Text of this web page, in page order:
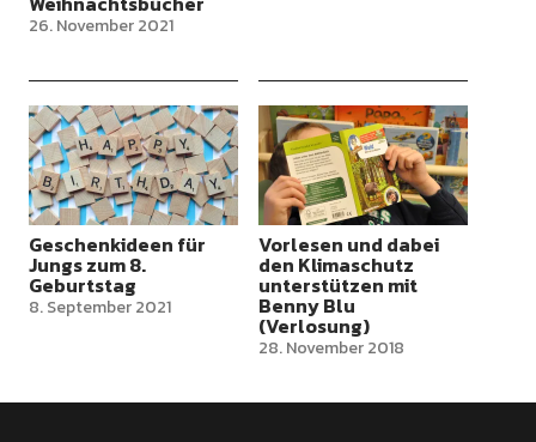
26. November 2021
Geschenkideen für
Jungs zum 8.
Geburtstag
8. September 2021
Vorlesen und dabei
den Klimaschutz
unterstützen mit
Benny Blu
(Verlosung)
28. November 2018